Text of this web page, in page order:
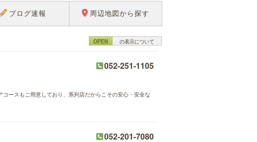
ブログ速報 周辺地図から探す
OPEN の表示について
052-251-1105
ースもご用意しており、系列店だからこその安心・安全な
052-201-7080